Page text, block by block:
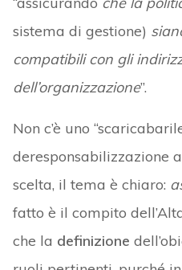
sistema di gestione)
compatibili con gli
dell’organizzazione”.
Non c’è uno
deresponsabilizzazione
scelta, il tema è chiaro:
fatto è il compito
che la definizione